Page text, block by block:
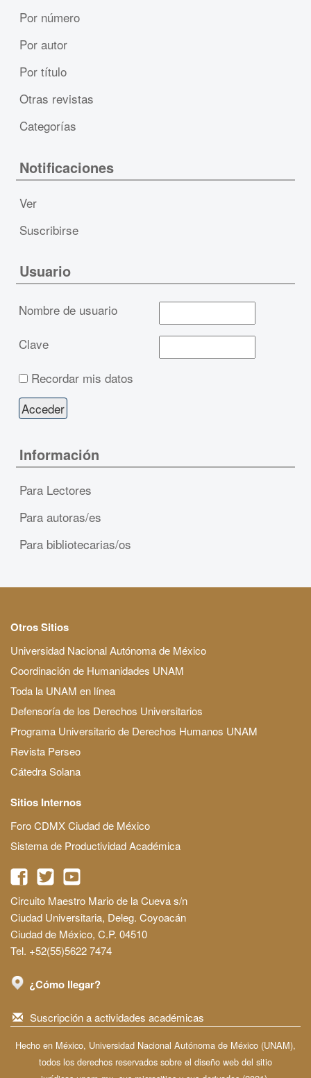
Por número
Por autor
Por título
Otras revistas
Categorías
Notificaciones
Ver
Suscribirse
Usuario
Nombre de usuario
Clave
Recordar mis datos
Información
Para Lectores
Para autoras/es
Para bibliotecarias/os
Otros Sitios
Universidad Nacional Autónoma de México
Coordinación de Humanidades UNAM
Toda la UNAM en línea
Defensoría de los Derechos Universitarios
Programa Universitario de Derechos Humanos UNAM
Revista Perseo
Cátedra Solana
Sitios Internos
Foro CDMX Ciudad de México
Sistema de Productividad Académica
Circuito Maestro Mario de la Cueva s/n
Ciudad Universitaria, Deleg. Coyoacán
Ciudad de México, C.P. 04510
Tel. +52(55)5622 7474
¿Cómo llegar?
Suscripción a actividades académicas
Hecho en México, Universidad Nacional Autónoma de México (UNAM),
todos los derechos reservados sobre el diseño web del sitio